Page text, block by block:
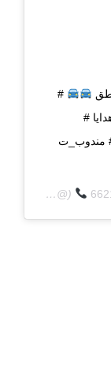
#
#
مندوب_ت
(@q8deliverycom) on